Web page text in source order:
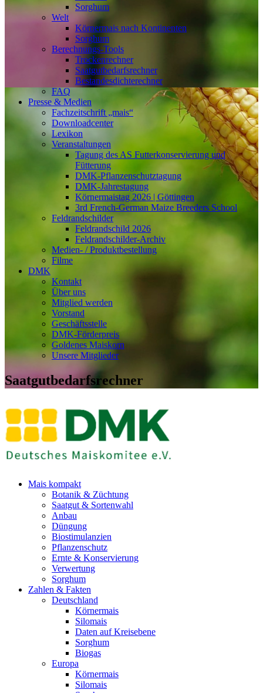
Sorghum
Welt
Körnermais nach Kontinenten
Sorghum
Berechnungs-Tools
Trockenrechner
Saatgutbedarfsrechner
Bestandesdichterechner
FAQ
Presse & Medien
Fachzeitschrift „mais“
Downloadcenter
Lexikon
Veranstaltungen
Tagung des AS Futterkonservierung und
Fütterung
DMK-Pflanzenschutztagung
DMK-Jahrestagung
Körnermaistag 2026 | Göttingen
3rd French-German Maize Breeders School
Feldrandschilder
Feldrandschild 2026
Feldrandschilder-Archiv
Medien- / Produktbestellung
Filme
DMK
Kontakt
Über uns
Mitglied werden
Vorstand
Geschäftsstelle
DMK-Förderpreis
Goldenes Maiskorn
Unsere Mitglieder
Saatgutbedarfsrechner
Mais kompakt
Botanik & Züchtung
Saatgut & Sortenwahl
Anbau
Düngung
Biostimulanzien
Pflanzenschutz
Ernte & Konservierung
Verwertung
Sorghum
Zahlen & Fakten
Deutschland
Körnermais
Silomais
Daten auf Kreisebene
Sorghum
Biogas
Europa
Körnermais
Silomais